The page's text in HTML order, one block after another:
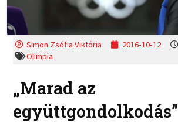
Simon Zsófia Viktória 2016-10-12
Olimpia
„Marad az
együttgondolkodás”